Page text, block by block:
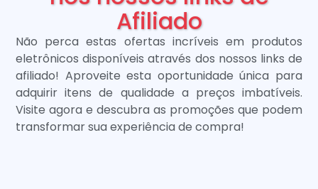
Afiliado
Não perca estas ofertas incríveis em produtos
eletrônicos disponíveis através dos nossos links de
afiliado! Aproveite esta oportunidade única para
adquirir itens de qualidade a preços imbatíveis.
Visite agora e descubra as promoções que podem
transformar sua experiência de compra!